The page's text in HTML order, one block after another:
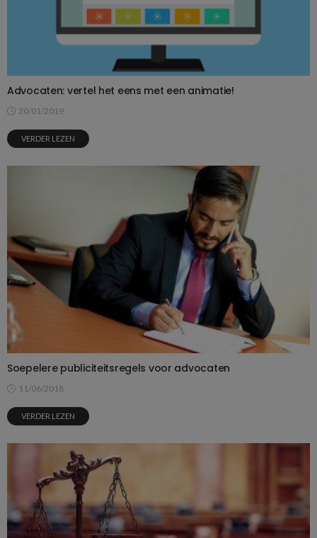
Advocaten: vertel het eens met een animatie!
20/01/2019
VERDER LEZEN
Soepelere publiciteitsregels voor advocaten
11/06/2018
VERDER LEZEN